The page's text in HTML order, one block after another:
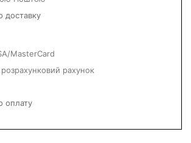
доставку
MasterCard
рахунок
оплату